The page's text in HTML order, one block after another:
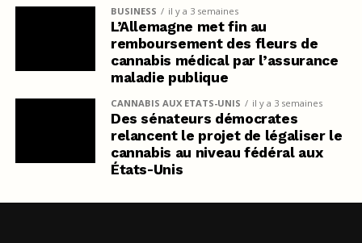
BUSINESS il y a 3 semaines
L’Allemagne met fin au
remboursement des fleurs de
cannabis médical par l’assurance
maladie publique
CANNABIS AUX ETATS-UNIS il y a 3 semaines
Des sénateurs démocrates
relancent le projet de légaliser le
cannabis au niveau fédéral aux
États-Unis